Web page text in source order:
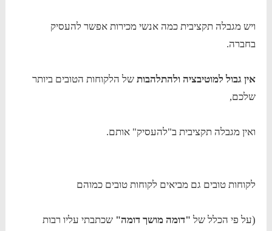
ויש מגבלה תקציבית כמה אנשי מכירות אפשר להעסיק
בחברה.
אין גבול למוטיבציה ולהתלהבות של הלקוחות הטובים ביותר
שלכם,
ואין מגבלה תקציבית ב"להעסיק" אותם.
לקוחות טובים גם מביאים לקוחות טובים כמוהם
(על פי הכלל של "דומה מושך דומה" שכתבתי עליו רבות